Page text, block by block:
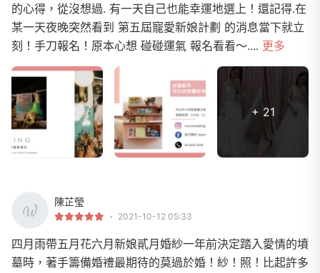
的心得，從沒想過. 有一天自己也能幸運地選上！還記得.在
某一天夜晚突然看到 第五屆寵愛新娘計劃 的消息當下就立
刻！手刀報名！原本心想 碰碰運氣 報名看看～.... 更多
+ 21
陳芷瑩
2021-10-12 05:33
四月雨帶五月花六月新娘貳月婚紗一年前決定踏入愛情的墳
墓時，著手籌備婚禮最期待的莫過於婚！紗！照！比起許多